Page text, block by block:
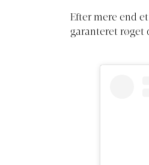
Efter mere end
garanteret røget